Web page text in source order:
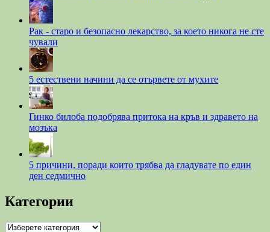
Рак - старо и безопасно лекарство, за което никога не сте
чували
5 естествени начини да се отървете от мухите
Гинко билоба подобрява притока на кръв и здравето на
мозъка
5 причини, поради които трябва да гладувате по един
ден седмично
Категории
Категории